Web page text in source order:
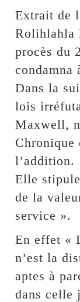
Extrait de
Rolihlahla
procès du
condamna
Dans la
lois
Maxwell,
Chronique
l’addition.
Elle
de la
service ».
En effet «
n’est la
aptes à
dans celle